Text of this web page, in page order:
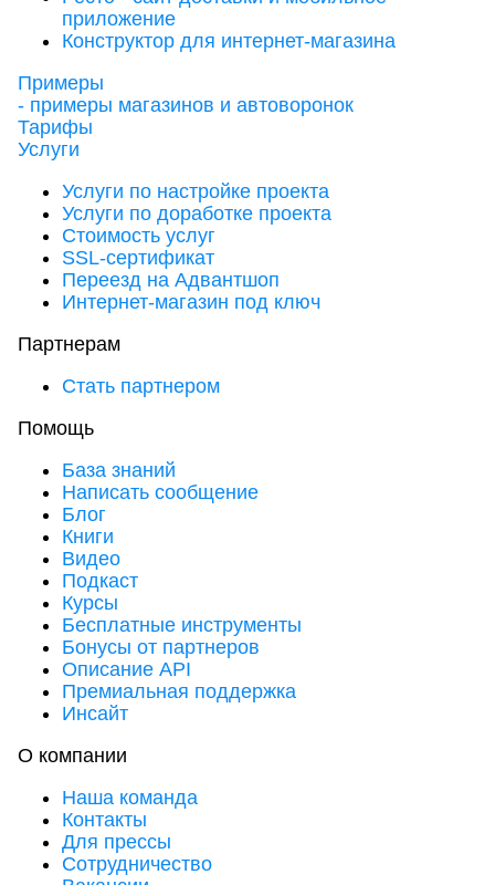
приложение
Конструктор для интернет-магазина
Примеры
- примеры магазинов и автоворонок
Тарифы
Услуги
Услуги по настройке проекта
Услуги по доработке проекта
Стоимость услуг
SSL-сертификат
Переезд на Адвантшоп
Интернет-магазин под ключ
Партнерам
Стать партнером
Помощь
База знаний
Написать сообщение
Блог
Книги
Видео
Подкаст
Курсы
Бесплатные инструменты
Бонусы от партнеров
Описание API
Премиальная поддержка
Инсайт
О компании
Наша команда
Контакты
Для прессы
Сотрудничество